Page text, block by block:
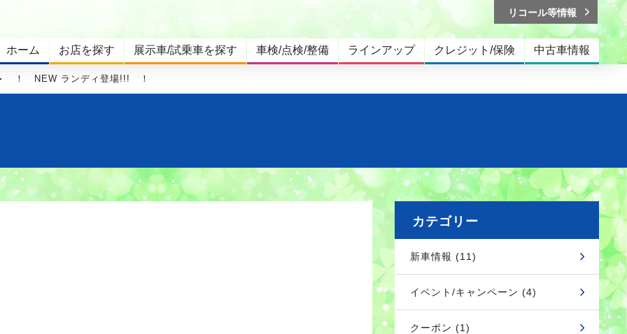
ホーム お店を探す 展示車/試乗車を探す 車検/点検/整備 ラインアップ クレジット/保険 中古車情報
リコール等情報
！ NEW ランディ登場!!! ！
カテゴリー
新車情報 (11)
イベント/キャンペーン (4)
クーポン (1)